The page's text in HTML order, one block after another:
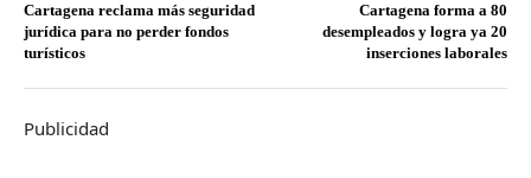
Cartagena reclama más seguridad
jurídica para no perder fondos
turísticos
Cartagena forma a 80
desempleados y logra ya 20
inserciones laborales
Publicidad